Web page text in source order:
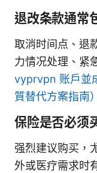
退改条款通常
取消时间点、退
力情况处理、紧
vyprvpn 账户並
質替代方案指南
保险是否必须
强烈建议购买，
外或医疗需求时